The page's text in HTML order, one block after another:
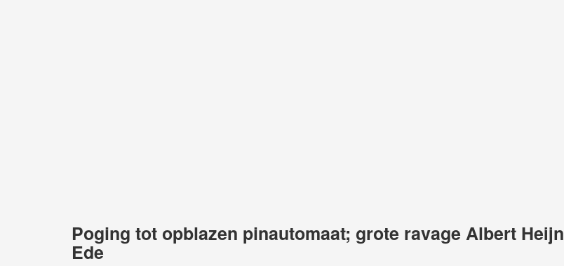
Poging tot opblazen pinautomaat; grote ravage Albert Heijn
Ede